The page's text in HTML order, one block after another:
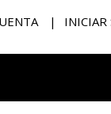
INICIAR